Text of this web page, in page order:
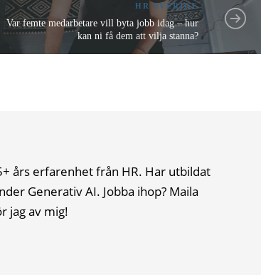
HR SVERIGE
Var femte medarbetare vill byta jobb idag – hur
kan ni få dem att vilja stanna?
års erfarenhet från HR. Har utbildat
Generativ AI. Jobba ihop? Maila
jag av mig!